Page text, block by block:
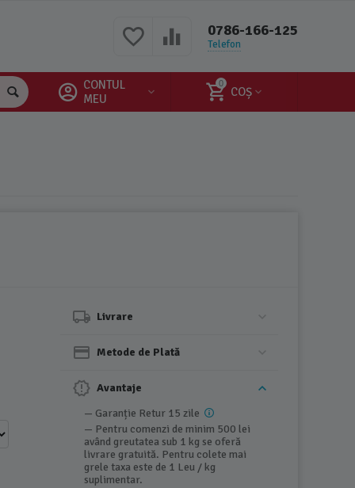
0786-166-125
Telefon
0
COȘ
CONTUL
MEU
Livrare
Metode de Plată
Avantaje
— Garanție Retur 15 zile
— Pentru comenzi de minim 500 lei
având greutatea sub 1 kg se oferă
livrare gratuită. Pentru colete mai
grele taxa este de 1 Leu / kg
suplimentar.